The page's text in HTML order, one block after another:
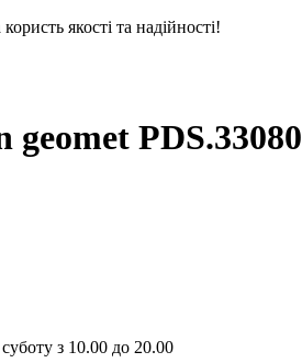
користь якості та надійності!
geomet PDS.33080
з 10.00 до 20.00